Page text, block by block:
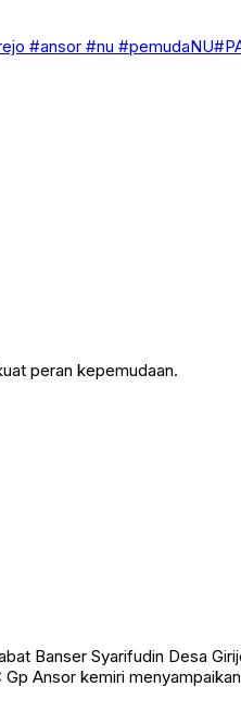
#ansor #nu
peran kepemudaan.
Banser Syarifudin Desa
Ansor kemiri